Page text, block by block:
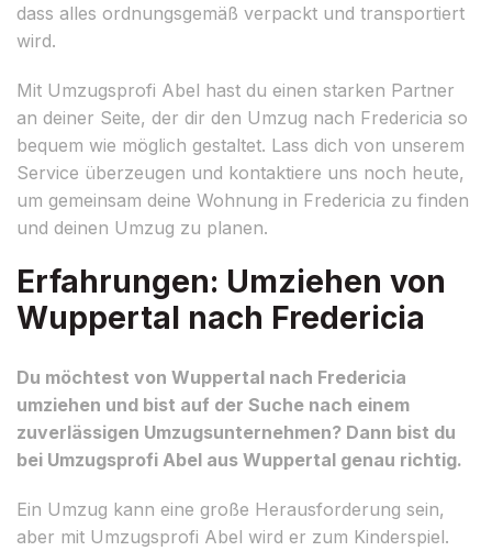
dass alles ordnungsgemäß verpackt und transportiert
wird.
Mit Umzugsprofi Abel hast du einen starken Partner
an deiner Seite, der dir den Umzug nach Fredericia so
bequem wie möglich gestaltet. Lass dich von unserem
Service überzeugen und kontaktiere uns noch heute,
um gemeinsam deine Wohnung in Fredericia zu finden
und deinen Umzug zu planen.
Erfahrungen: Umziehen von
Wuppertal nach Fredericia
Du möchtest von Wuppertal nach Fredericia
umziehen und bist auf der Suche nach einem
zuverlässigen Umzugsunternehmen? Dann bist du
bei Umzugsprofi Abel aus Wuppertal genau richtig.
Ein Umzug kann eine große Herausforderung sein,
aber mit Umzugsprofi Abel wird er zum Kinderspiel.